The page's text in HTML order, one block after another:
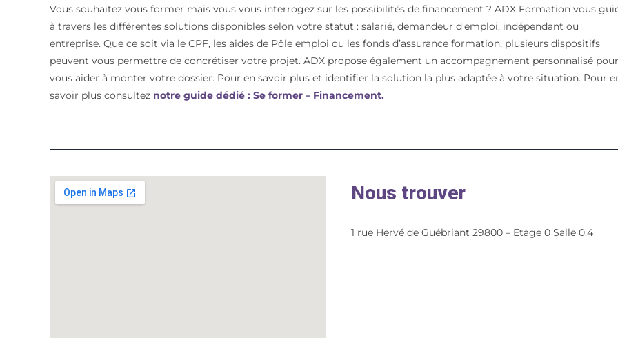
Vous souhaitez vous former mais vous vous interrogez sur les possibilités de financement ? ADX Formation vous
à travers les différentes solutions disponibles selon votre statut : salarié, demandeur d’emploi, indépendant ou
entreprise. Que ce soit via le CPF, les aides de Pôle emploi ou les fonds d’assurance formation, plusieurs dispositifs
peuvent vous permettre de concrétiser votre projet. ADX propose également un accompagnement personnalisé pour
vous aider à monter votre dossier. Pour en savoir plus et identifier la solution la plus adaptée à votre situation. Pour
savoir plus consulteznotre guide dédié : Se former – Financement.
Nous trouver
1 rue Hervé de Guébriant 29800 – Etage 0 Salle 0.4